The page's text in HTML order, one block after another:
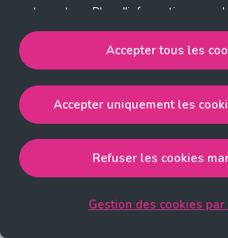
entre autres. Plus d'informations sur
Cliquez sur 'Gestion des cookies par
Notre politique de cookies
Accepter tous les cookies
strictement nécessaires,
publicité ciblée.
Accepter uniquement les cookies
les cookies strictement nécessaires.
Accepter tous les
Accepter uniquement les
Refuser les cookies
Gestion des cookies